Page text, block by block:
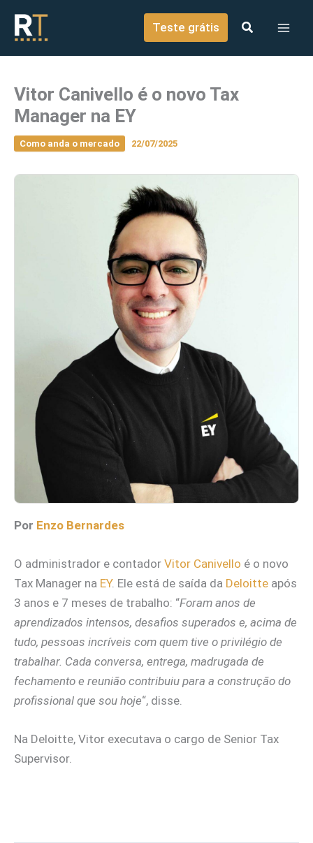
conteúdo
Teste grátis
Vitor Canivello é o novo Tax
Manager na EY
Como anda o mercado 22/07/2025
Por Enzo Bernardes
O administrador e contador Vitor Canivello é o novo
Tax Manager na EY. Ele está de saída da Deloitte após
3 anos e 7 meses de trabalho: “Foram anos de
aprendizados intensos, desafios superados e, acima de
tudo, pessoas incríveis com quem tive o privilégio de
trabalhar. Cada conversa, entrega, madrugada de
fechamento e reunião contribuiu para a construção do
profissional que sou hoje“, disse.
Na Deloitte, Vitor executava o cargo de Senior Tax
Supervisor.